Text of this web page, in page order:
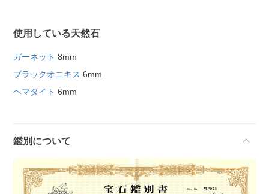
使用している天然石
ガーネット 8mm
ブラックオニキス 6mm
ヘマタイト 6mm
鑑別について